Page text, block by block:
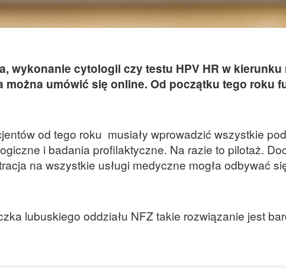
wykonanie cytologii czy testu HPV HR w kierunku
można umówić się online. Od początku tego roku
od tego roku musiały wprowadzić wszystkie
i badania profilaktyczne. Na razie to pilotaż.
na wszystkie usługi medyczne mogła odbywać
lubuskiego oddziału NFZ takie rozwiązanie jest